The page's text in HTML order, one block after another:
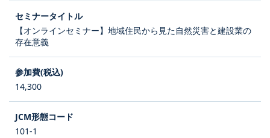
【オンラインセミナー】地域住民から見た自然災害と建設業の
存在意義
14,300
101-1